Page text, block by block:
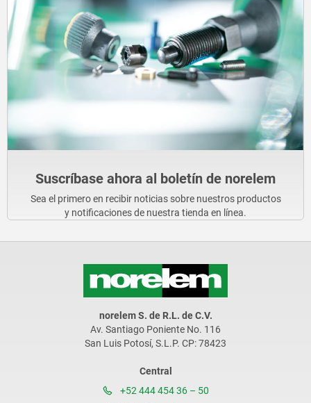
Suscríbase ahora al boletín de norelem
Sea el primero en recibir noticias sobre nuestros productos
y notificaciones de nuestra tienda en línea.
norelem S. de R.L. de C.V.
Av. Santiago Poniente No. 116
San Luis Potosí, S.L.P. CP: 78423
Central
+52 444 454 36 – 50